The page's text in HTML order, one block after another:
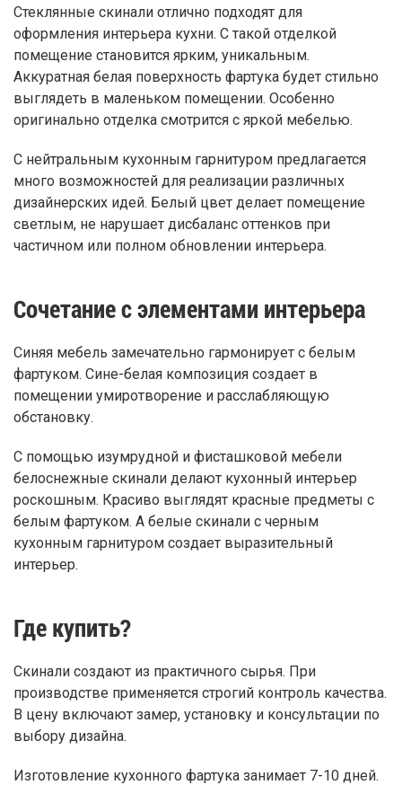
Стеклянные скинали отлично подходят для
оформления интерьера кухни. С такой отделкой
помещение становится ярким, уникальным.
Аккуратная белая поверхность фартука будет стильно
выглядеть в маленьком помещении. Особенно
оригинально отделка смотрится с яркой мебелью.
С нейтральным кухонным гарнитуром предлагается
много возможностей для реализации различных
дизайнерских идей. Белый цвет делает помещение
светлым, не нарушает дисбаланс оттенков при
частичном или полном обновлении интерьера.
Сочетание с элементами интерьера
Синяя мебель замечательно гармонирует с белым
фартуком. Сине-белая композиция создает в
помещении умиротворение и расслабляющую
обстановку.
С помощью изумрудной и фисташковой мебели
белоснежные скинали делают кухонный интерьер
роскошным. Красиво выглядят красные предметы с
белым фартуком. А белые скинали с черным
кухонным гарнитуром создает выразительный
интерьер.
Где купить?
Скинали создают из практичного сырья. При
производстве применяется строгий контроль качества.
В цену включают замер, установку и консультации по
выбору дизайна.
Изготовление кухонного фартука занимает 7-10 дней.